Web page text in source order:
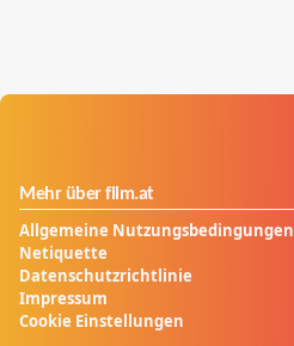
Mehr über film.at
Allgemeine Nutzungsbedingungen
Netiquette
Datenschutzrichtlinie
Impressum
Cookie Einstellungen